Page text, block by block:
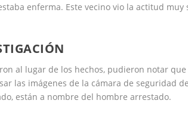
enferma. Este vecino vio la actitud muy
al lugar de los hechos, pudieron notar
las imágenes de la cámara de seguridad
están a nombre del hombre arrestado.